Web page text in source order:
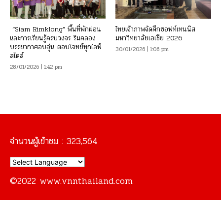
“Siam Rimklong” พื้นที่พักผ่อน
และการเรียนรู้ครบวงจร ริมคลอง
บรรยากาศอบอุ่น ตอบโจทย์ทุกไลฟ์
สไตล์
28/01/2026 | 1:42 pm
ไทยเจ้าภาพจัดศึกซอฟท์เทนนิส
มหาวิทยาลัยเอเชีย 2026
30/01/2026 | 1:06 pm
จำนวนผู้เข้าชม : 323,564
©2022 www.vnnthailand.com